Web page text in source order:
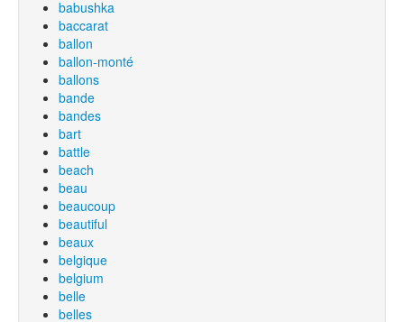
babushka
baccarat
ballon
ballon-monté
ballons
bande
bandes
bart
battle
beach
beau
beaucoup
beautiful
beaux
belgique
belgium
belle
belles